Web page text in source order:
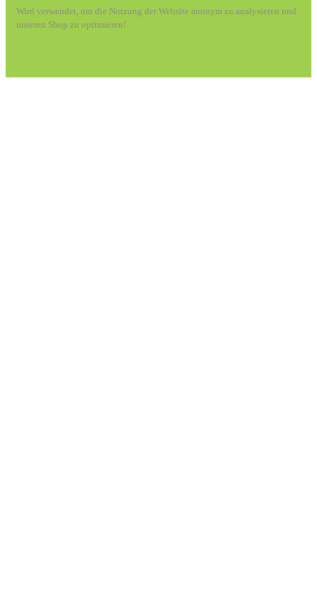
Wird verwendet, um die Nutzung der Website anonym zu analysieren und
unseren Shop zu optimieren!